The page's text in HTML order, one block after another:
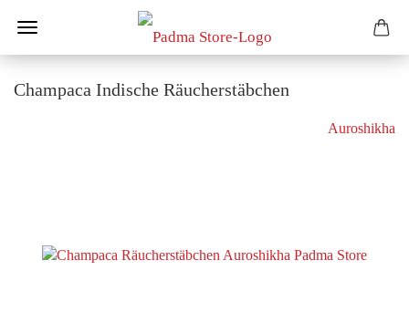
Champaca Indische Räucherstäbchen
Auroshikha